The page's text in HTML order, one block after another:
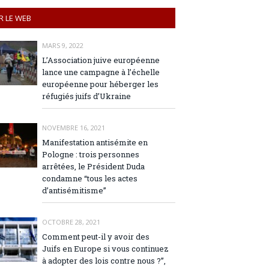
LE WEB
MARS 9, 2022
L’Association juive européenne
lance une campagne à l’échelle
européenne pour héberger les
réfugiés juifs d’Ukraine
NOVEMBRE 16, 2021
Manifestation antisémite en
Pologne : trois personnes
arrêtées, le Président Duda
condamne “tous les actes
d’antisémitisme”
OCTOBRE 28, 2021
Comment peut-il y avoir des
Juifs en Europe si vous continuez
à adopter des lois contre nous ?”,